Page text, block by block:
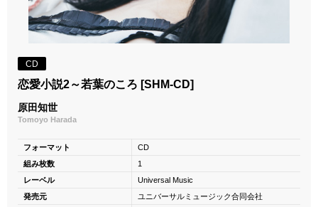
CD
恋愛小説2～若葉のころ [SHM-CD]
原田知世
Tomoyo Harada
フォーマット
CD
組み枚数
1
レーベル
Universal Music
発売元
ユニバーサルミュージック合同会社